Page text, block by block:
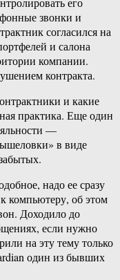
звонки и
согласился на
и салона
компании.
контракта.
и какие
практика. Еще один
—
в виде
надо ее сразу
компьютеру, об этом
Доходило до
если нужно
на эту тему только
один из бывших